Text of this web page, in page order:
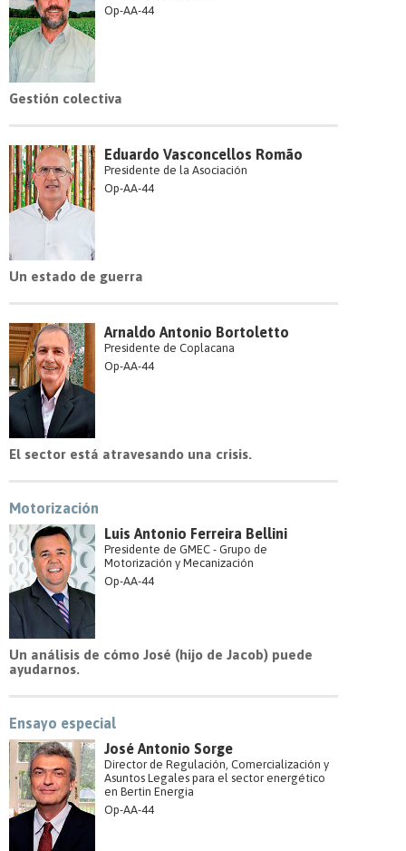
Op-AA-44
Gestión colectiva
Eduardo Vasconcellos Romão
Presidente de la Asociación
Op-AA-44
Un estado de guerra
Arnaldo Antonio Bortoletto
Presidente de Coplacana
Op-AA-44
El sector está atravesando una crisis.
Motorización
Luis Antonio Ferreira Bellini
Presidente de GMEC - Grupo de
Motorización y Mecanización
Op-AA-44
Un análisis de cómo José (hijo de Jacob) puede
ayudarnos.
Ensayo especial
José Antonio Sorge
Director de Regulación, Comercialización y
Asuntos Legales para el sector energético
en Bertin Energia
Op-AA-44